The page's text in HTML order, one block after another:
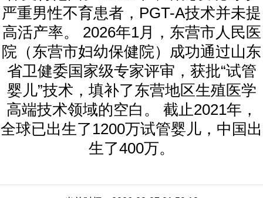
严重男性不育患者，PGT-A技术并未提
高活产率。 2026年1月，东营市人民医
院（东营市妇幼保健院）成功通过山东
省卫健委国家级专家评审，获批“试管
婴儿”技术，填补了东营地区生殖医学
高端技术领域的空白。 截止2021年，
全球已出生了1200万试管婴儿，中国出
生了400万。